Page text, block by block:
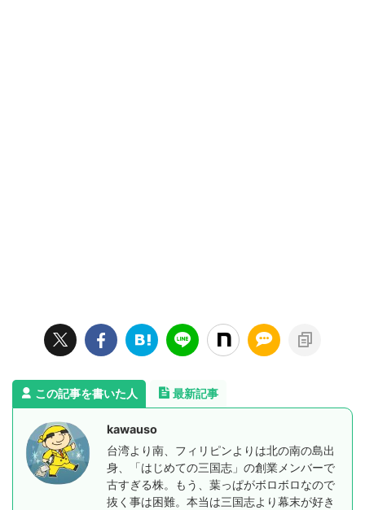
この記事を書いた人 最新記事
kawauso
台湾より南、フィリピンよりは北の南の島出
身、「はじめての三国志」の創業メンバーで
古すぎる株。もう、葉っぱがボロボロなので
抜く事は困難。本当は三国志より幕末が好き